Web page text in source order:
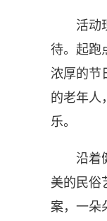
活动
待。起跑
浓厚的节
的老年人
乐。
沿着
美的民俗
案，一朵